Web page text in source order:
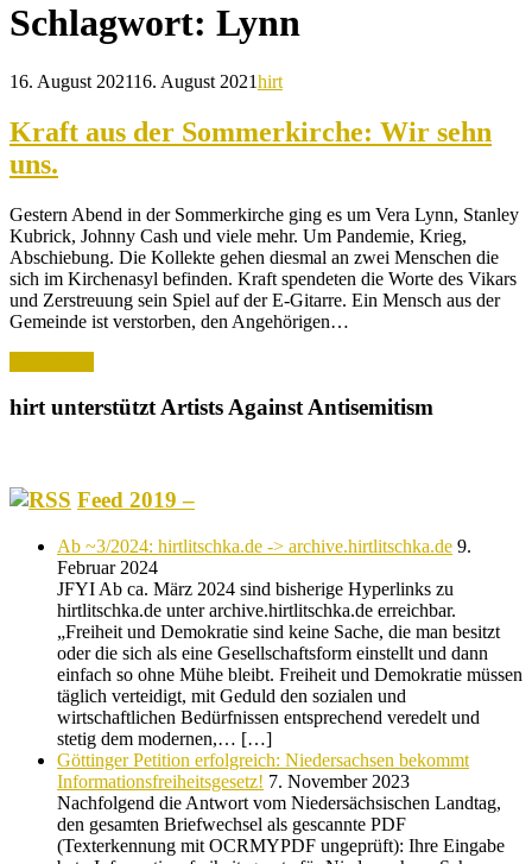
Schlagwort: Lynn
16. August 202116. August 2021hirt
Kraft aus der Sommerkirche: Wir sehn
uns.
Gestern Abend in der Sommerkirche ging es um Vera Lynn, Stanley
Kubrick, Johnny Cash und viele mehr. Um Pandemie, Krieg,
Abschiebung. Die Kollekte gehen diesmal an zwei Menschen die
sich im Kirchenasyl befinden. Kraft spendeten die Worte des Vikars
und Zerstreuung sein Spiel auf der E-Gitarre. Ein Mensch aus der
Gemeinde ist verstorben, den Angehörigen…
hirt unterstützt Artists Against Antisemitism
Feed 2019 –
Ab ~3/2024: hirtlitschka.de -> archive.hirtlitschka.de 9.
Februar 2024
JFYI Ab ca. März 2024 sind bisherige Hyperlinks zu
hirtlitschka.de unter archive.hirtlitschka.de erreichbar.
„Freiheit und Demokratie sind keine Sache, die man besitzt
oder die sich als eine Gesellschaftsform einstellt und dann
einfach so ohne Mühe bleibt. Freiheit und Demokratie müssen
täglich verteidigt, mit Geduld den sozialen und
wirtschaftlichen Bedürfnissen entsprechend veredelt und
stetig dem modernen,… […]
Göttinger Petition erfolgreich: Niedersachsen bekommt
Informationsfreiheitsgesetz! 7. November 2023
Nachfolgend die Antwort vom Niedersächsischen Landtag,
den gesamten Briefwechsel als gescannte PDF
(Texterkennung mit OCRMYPDF ungeprüft): Ihre Eingabe